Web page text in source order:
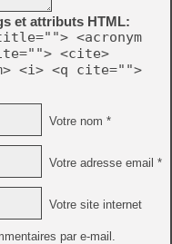
et attributs HTML:
<acronym
<cite>
<i> <q cite="">
Votre nom *
Votre adresse email *
Votre site internet
par e-mail.